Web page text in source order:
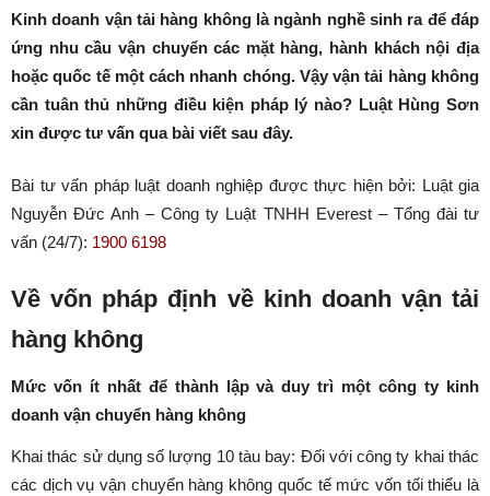
Kinh doanh vận tải hàng không là ngành nghề sinh ra để đáp
ứng nhu cầu vận chuyển các mặt hàng, hành khách nội địa
hoặc quốc tế một cách nhanh chóng. Vậy vận tải hàng không
cần tuân thủ những điều kiện pháp lý nào? Luật Hùng Sơn
xin được tư vấn qua bài viết sau đây.
Bài tư vấn pháp luật doanh nghiệp được thực hiện bởi: Luật gia
Nguyễn Đức Anh – Công ty Luật TNHH Everest – Tổng đài tư
vấn (24/7): 1900 6198
Về vốn pháp định về kinh doanh vận tải
hàng không
Mức vốn ít nhất để thành lập và duy trì một công ty kinh
doanh vận chuyển hàng không
Khai thác sử dụng số lượng 10 tàu bay: Đối với công ty khai thác
các dịch vụ vận chuyển hàng không quốc tế mức vốn tối thiểu là